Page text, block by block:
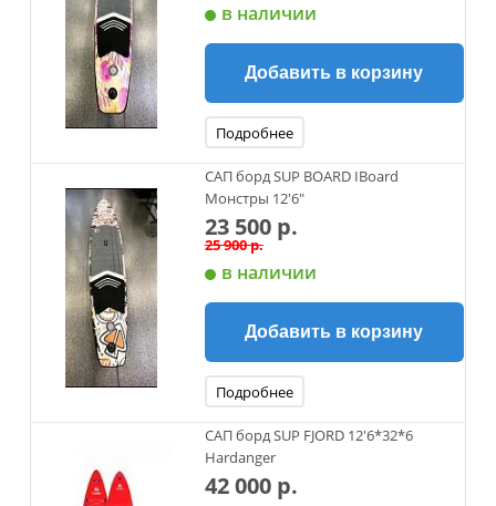
в наличии
Добавить в корзину
Подробнее
САП борд SUP BOARD IBoard
Монстры 12'6"
23 500 р.
25 900 р.
в наличии
Добавить в корзину
Подробнее
САП борд SUP FJORD 12'6*32*6
Hardanger
42 000 р.